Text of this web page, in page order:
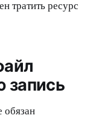
тратить ресурс
запись
обязан